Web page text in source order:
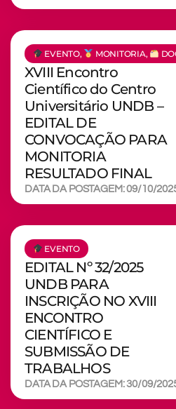
EVENTO, MONITORIA,
XVIII Encontro
Científico do Centro
Universitário UNDB –
EDITAL DE
CONVOCAÇÃO PARA
MONITORIA
RESULTADO FINAL
DATA DA POSTAGEM: 09/10/
EVENTO
EDITAL Nº 32/2025
UNDB PARA
INSCRIÇÃO NO XVIII
ENCONTRO
CIENTÍFICO E
SUBMISSÃO DE
TRABALHOS
DATA DA POSTAGEM: 30/09/